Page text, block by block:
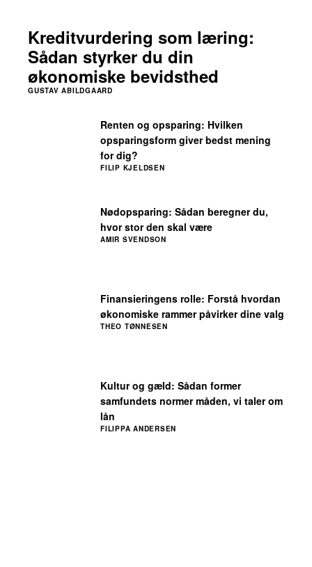
Kultur og gæld: Sådan former
samfundets normer måden, vi taler om
lån
FILIPPA ANDERSEN
Finansieringens rolle: Forstå hvordan
økonomiske rammer påvirker dine valg
THEO TØNNESEN
Nødopsparing: Sådan beregner du,
hvor stor den skal være
AMIR SVENDSON
Renten og opsparing: Hvilken
opsparingsform giver bedst mening
for dig?
FILIP KJELDSEN
Kreditvurdering som læring:
Sådan styrker du din
økonomiske bevidsthed
GUSTAV ABILDGAARD